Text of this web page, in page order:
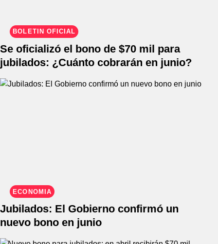
BOLETÍN OFICIAL
Se oficializó el bono de $70 mil para
jubilados: ¿Cuánto cobrarán en junio?
ECONOMÍA
Jubilados: El Gobierno confirmó un
nuevo bono en junio